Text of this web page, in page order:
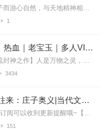
有庄子，不孤独，乘庄子而游心自然，与天地精神相往来
1
蛊真人｜大爱仙尊｜热血｜老宝玉｜多人VIP免费有声剧
内容简介【黑暗文反派流封神之作】人是万物之灵，蛊是天地真精。一个穿越者不断重生的故事。一个养蛊、炼蛊、用蛊的奇特世界。配音组（男角色）老宝玉旁白...
3434
免费|独与天地精神往来：庄子奥义|当代文学&庄子&哲学
日更5集，不定期爆更！订阅可以收到更新提醒哦~【内容简介】于古老江湖的波澜中，余世存踏破红尘，从一介书生涅槃重生。这不仅是逃离专制樊笼、追寻桃源梦寐的自由之...
151